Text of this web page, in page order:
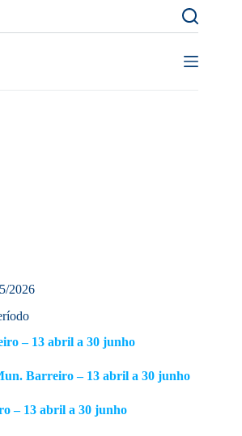
2026
– 13 abril a 30 junho
Barreiro – 13 abril a 30 junho
– 13 abril a 30 junho